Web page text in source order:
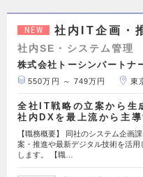
NEW 社内IT企画・
社内SE・システム管理
株式会社トーシンパートナ
550万円 ～ 749万円 東
全社IT戦略の立案から生
社内DXを最上流から主導
【職務概要】 同社のシステム企画
案・推進や最新デジタル技術を活用
します。 【職…